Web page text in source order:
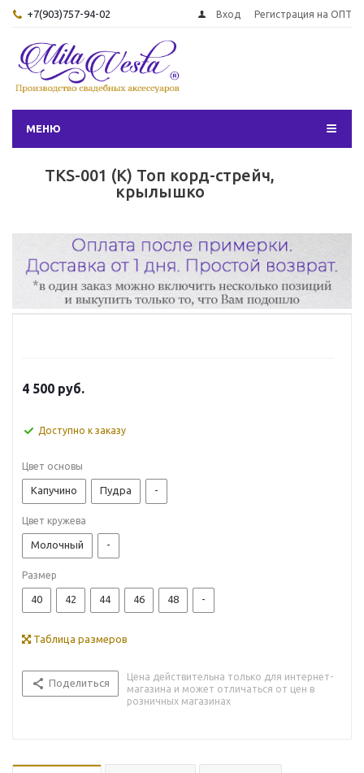
+7(903)757-94-02 Вход Регистрация на ОПТ
МЕНЮ
TKS-001 (K) Топ корд-стрейч,
крылышко
4 500 руб.
Доступно к заказу
Цвет основы
Капучино Пудра -
Цвет кружева
Молочный -
Размер
40 42 44 46 48 -
Таблица размеров
Поделиться
Цена действительна только для интернет-
магазина и может отличаться от цен в
розничных магазинах